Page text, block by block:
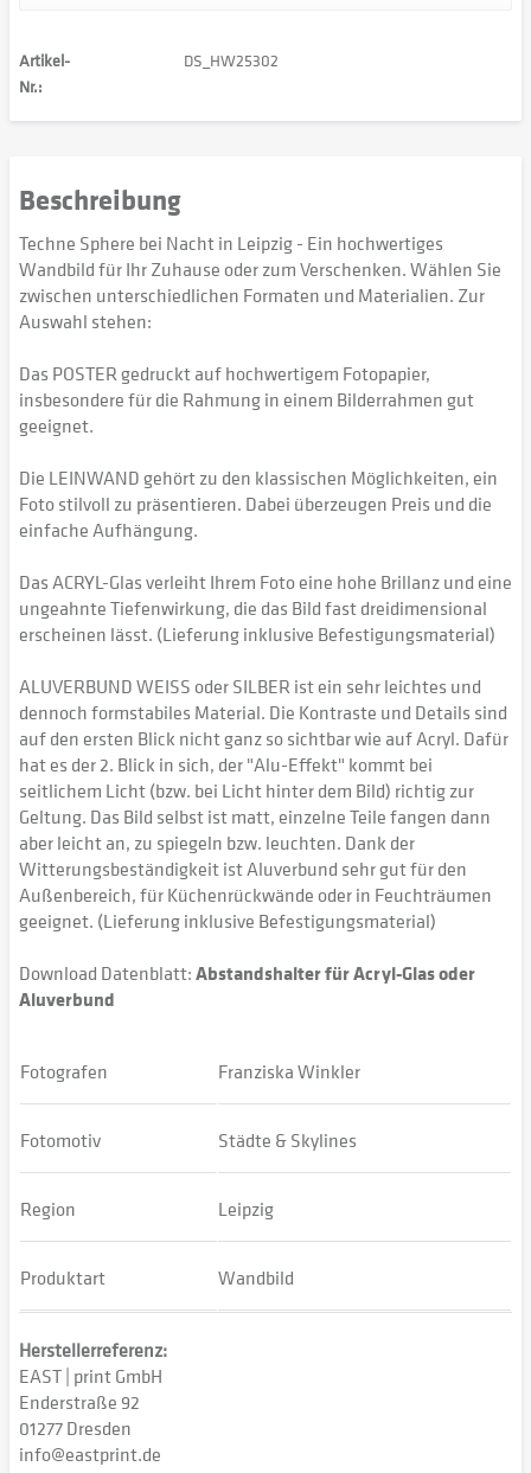
Artikel-
Nr.:
DS_HW25302
Beschreibung
Techne Sphere bei Nacht in Leipzig - Ein hochwertiges
Wandbild für Ihr Zuhause oder zum Verschenken. Wählen Sie
zwischen unterschiedlichen Formaten und Materialien. Zur
Auswahl stehen:
Das POSTER gedruckt auf hochwertigem Fotopapier,
insbesondere für die Rahmung in einem Bilderrahmen gut
geeignet.
Die LEINWAND gehört zu den klassischen Möglichkeiten, ein
Foto stilvoll zu präsentieren. Dabei überzeugen Preis und die
einfache Aufhängung.
Das ACRYL-Glas verleiht Ihrem Foto eine hohe Brillanz und eine
ungeahnte Tiefenwirkung, die das Bild fast dreidimensional
erscheinen lässt. (Lieferung inklusive Befestigungsmaterial)
ALUVERBUND WEISS oder SILBER ist ein sehr leichtes und
dennoch formstabiles Material. Die Kontraste und Details sind
auf den ersten Blick nicht ganz so sichtbar wie auf Acryl. Dafür
hat es der 2. Blick in sich, der "Alu-Effekt" kommt bei
seitlichem Licht (bzw. bei Licht hinter dem Bild) richtig zur
Geltung. Das Bild selbst ist matt, einzelne Teile fangen dann
aber leicht an, zu spiegeln bzw. leuchten. Dank der
Witterungsbeständigkeit ist Aluverbund sehr gut für den
Außenbereich, für Küchenrückwände oder in Feuchträumen
geeignet. (Lieferung inklusive Befestigungsmaterial)
Download Datenblatt:Abstandshalter für Acryl-Glas oder
Aluverbund
Fotografen Franziska Winkler
Fotomotiv Städte & Skylines
Region Leipzig
Produktart Wandbild
Herstellerreferenz:
EAST | print GmbH
Enderstraße 92
01277 Dresden
info@eastprint.de